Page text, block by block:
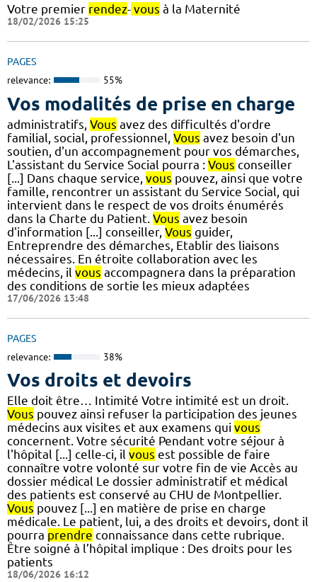
Votre premier rendez- vous à la Maternité
18/02/2026 15:25
PAGES
relevance: 55%
Vos modalités de prise en charge
administratifs, Vous avez des difficultés d'ordre
familial, social, professionnel, Vous avez besoin d'un
soutien, d'un accompagnement pour vos démarches,
L'assistant du Service Social pourra : Vous conseiller
[...] Dans chaque service, vous pouvez, ainsi que votre
famille, rencontrer un assistant du Service Social, qui
intervient dans le respect de vos droits énumérés
dans la Charte du Patient. Vous avez besoin
d'information [...] conseiller, Vous guider,
Entreprendre des démarches, Etablir des liaisons
nécessaires. En étroite collaboration avec les
médecins, il vous accompagnera dans la préparation
des conditions de sortie les mieux adaptées
17/06/2026 13:48
PAGES
relevance: 38%
Vos droits et devoirs
Elle doit être… Intimité Votre intimité est un droit.
Vous pouvez ainsi refuser la participation des jeunes
médecins aux visites et aux examens qui vous
concernent. Votre sécurité Pendant votre séjour à
l'hôpital [...] celle-ci, il vous est possible de faire
connaître votre volonté sur votre fin de vie Accès au
dossier médical Le dossier administratif et médical
des patients est conservé au CHU de Montpellier.
Vous pouvez [...] en matière de prise en charge
médicale. Le patient, lui, a des droits et devoirs, dont il
pourra prendre connaissance dans cette rubrique.
Être soigné à l’hôpital implique : Des droits pour les
patients
18/06/2026 16:12